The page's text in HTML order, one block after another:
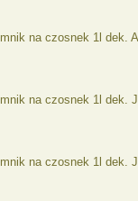
na czosnek 1l dek.
na czosnek 1l dek.
na czosnek 1l dek.